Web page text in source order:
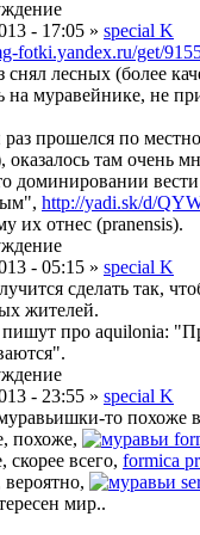
- 17:05 » special K
fotki.yandex.ru/get/
снял лесных (более
муравейнике, не
прошелся по
оказалось там очень
доминировании
http://yadi.sk/d/
их отнес (pranensis).
- 05:15 » special K
сделать так,
жителей.
пишут про aquilonia:
- 23:55 » special K
то похоже
похоже,
скорее всего, formica
вероятно,
мир..